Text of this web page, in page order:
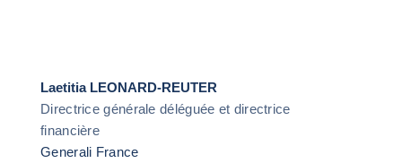
Laetitia LEONARD-REUTER
Directrice générale déléguée et directrice
financière
Generali France